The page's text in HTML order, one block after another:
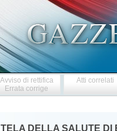
Avviso di rettifica
Errata corrige
Atti correlati
DELLA SALUTE DI